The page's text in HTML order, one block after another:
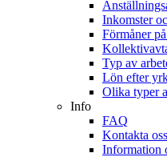
Inkomster
Förmåner
Typ av
Lön efter
Olika typer
Info
FAQ
Kontakta oss
Information